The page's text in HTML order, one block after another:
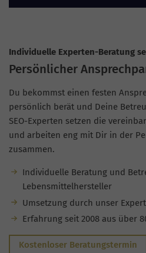
Individuelle Experten-Beratung
Persönlicher
Du bekommst einen festen
persönlich berät und Deine
SEO-Experten setzen die
und arbeiten eng mit Dir in der
zusammen.
Individuelle Beratung und
Lebensmittelhersteller
Umsetzung durch unser
Erfahrung seit 2008 aus über
Kostenloser Beratungstermin